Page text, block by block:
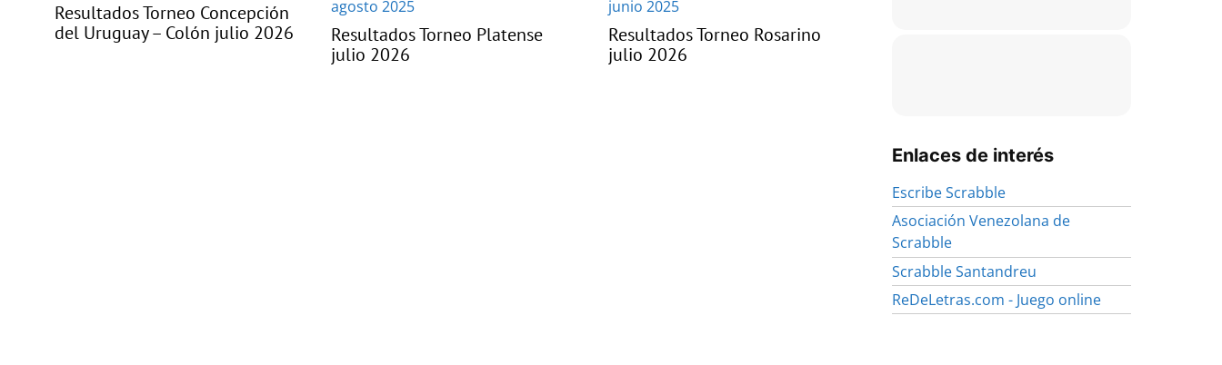
Resultados Torneo Concepción
del Uruguay – Colón julio 2026
Resultados Torneo Platense
julio 2026
Resultados Torneo Rosarino
julio 2026
Enlaces de interés
Escribe Scrabble
Asociación Venezolana de
Scrabble
Scrabble Santandreu
ReDeLetras.com - Juego online